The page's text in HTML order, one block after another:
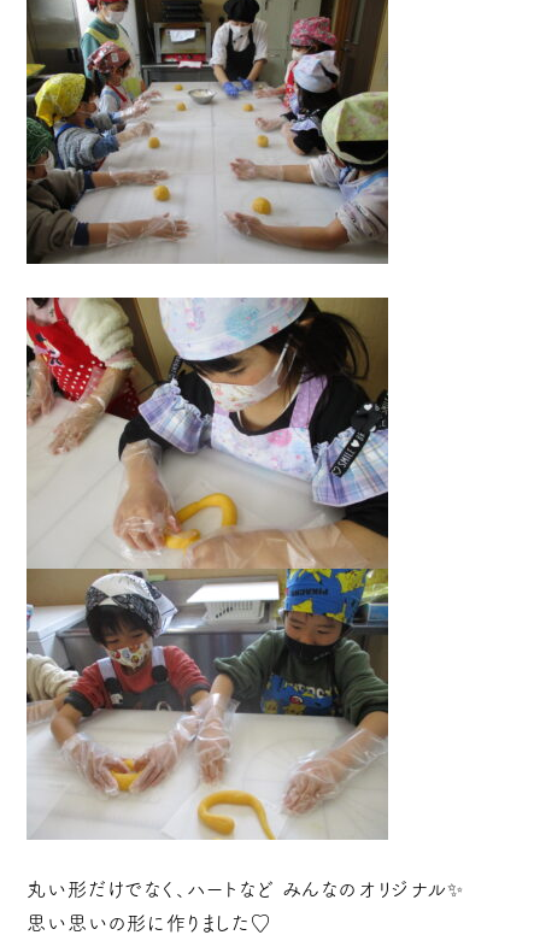
丸い形だけでなく、ハートなど みんなのオリジナル✨
思い思いの形に作りました♡